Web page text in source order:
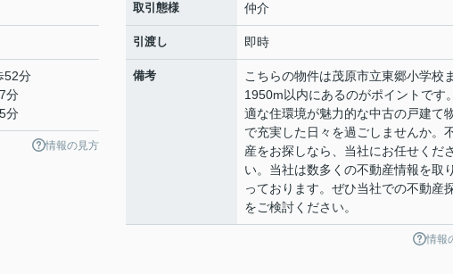
52分
分
分
情報の見方
取引態様 仲介
引渡し 即時
備考
こちらの物件は茂原市立東郷小学校
1950m以内にあるのがポイントです
適な住環境が魅力的な中古の戸建て
で充実した日々を過ごしませんか。
産をお探しなら、当社にお任せくださ
い。当社は数多くの不動産情報を取
っております。ぜひ当社での不動産
をご検討ください。
情報